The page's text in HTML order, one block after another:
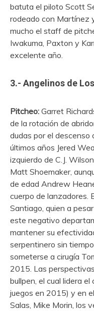
batuta el piloto Scott
rodeado con Martínez
mucho el staff de
Iwakuma, Paxton y
excelente año.
3.- Angelinos de
Pitcheo: Garret
de la rotación de
dudas por el descenso
últimos años Jered
izquierdo de C.J.
Matt Shoemaker,
de edad Andrew
cuerpo de lanzadores.
Santiago, quien a
este negativo
mantener su
serpentinero sin
someterse a cirugía
2015. Las
bullpen, el cual lidera
juegos en 2015) y en
Salas, Mike Morin, los